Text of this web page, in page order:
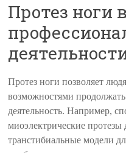
Протез ноги в
Протез ноги позволяет
возможностями
деятельность. Например,
миоэлектрические
транстибиальные модели